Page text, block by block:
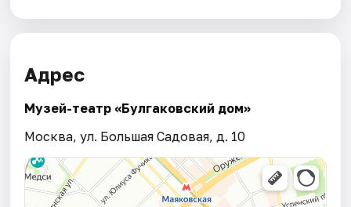
Адрес
Музей-театр «Булгаковский дом»
Москва, ул. Большая Садовая, д. 10